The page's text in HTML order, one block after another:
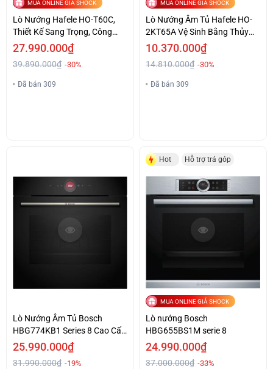
MUA ONLINE GIÁ SHOCK
Lò Nướng Hafele HO-T60C,
Thiết Kế Sang Trọng, Công
Nghệ Hiện Đại.
27.990.000₫
39.890.000₫ -30%
Đã bán 309
MUA ONLINE GIÁ SHOCK
Lò Nướng Âm Tủ Hafele HO-
2KT65A Vệ Sinh Bằng Thủy
Phân Giá Tốt
10.370.000₫
14.810.000₫ -30%
Đã bán 309
Lò Nướng Âm Tủ Bosch
HBG774KB1 Series 8 Cao Cấp
Giá Tốt
25.990.000₫
31.990.000₫ -19%
Hot Hỗ trợ trả góp
MUA ONLINE GIÁ SHOCK
Lò nướng Bosch
HBG655BS1M serie 8
24.990.000₫
37.000.000₫ -33%